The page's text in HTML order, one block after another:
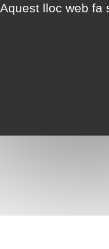
Aquest lloc web fa